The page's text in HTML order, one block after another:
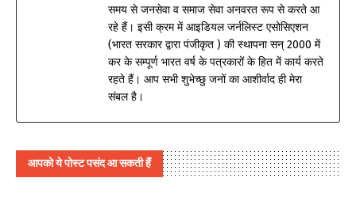
समय से जनसेवा व समाज सेवा अनवरत रूप से करते आ
रहे हैं। इसी क्रम में आइडियल जर्नलिस्ट एसोसिएशन
(भारत सरकार द्वारा पंजीकृत ) की स्थापना सन् 2000 में
कर के सम्पूर्ण भारत वर्ष के पत्रकारों के हित में कार्य करते
रहते हैं। आप सभी शुभेच्छु जनों का आशीर्वाद ही मेरा
संबल है।
आपको ये पोस्ट पसंद आ सकती हैं